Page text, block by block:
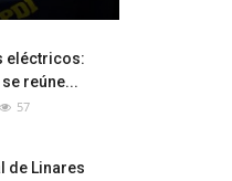
eléctricos:
reúne...
57
de Linares